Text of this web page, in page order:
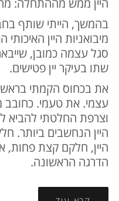
היין ממש מההתחלה:
בהמשך, הייתי שותף
מיבואניות היין
סגל עצמה כמובן,
שתו בעיקר יין פטישים.
את בכחוס הקמתי
עצמי. את טעמי. כחובב
וצרפת החלטתי להביא
היין הנחשבים ביותר.
היין, חלקם קצת פחות,
הדרגה הראשונה.